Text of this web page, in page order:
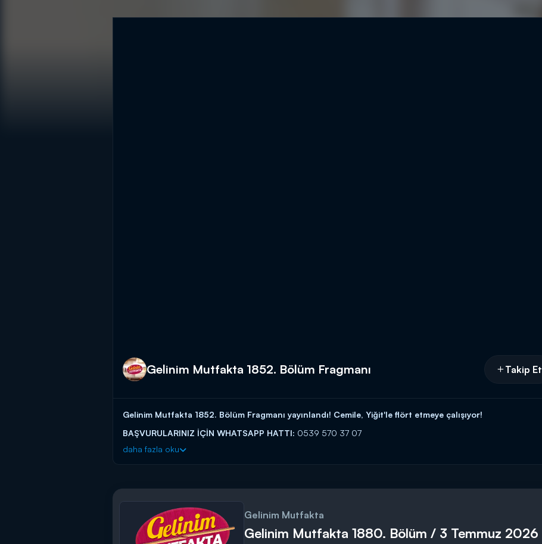
Gelinim Mutfakta 1852. Bölüm Fragmanı Takip Et
Gelinim Mutfakta 1852. Bölüm Fragmanı yayınlandı! Cemile, Yiğit'le flört etmeye çalışıyor!
BAŞVURULARINIZ İÇİN WHATSAPP HATTI: 0539 570 37 07
BAŞVURULARINIZ İÇİN WEB ADRESİ:
daha fazla oku
Gelinim Mutfakta
Gelinim Mutfakta 1880. Bölüm / 3 Temmuz 2026